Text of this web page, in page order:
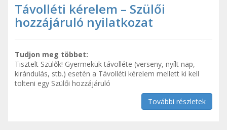
Távolléti kérelem – Szülői
hozzájáruló nyilatkozat
Tudjon meg többet:
Tisztelt Szülők! Gyermekük távolléte (verseny, nyílt nap,
kirándulás, stb.) esetén a Távolléti kérelem mellett ki kell
tölteni egy Szülői hozzájáruló
További részletek